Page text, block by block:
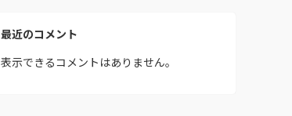
最近のコメント
表示できるコメントはありません。